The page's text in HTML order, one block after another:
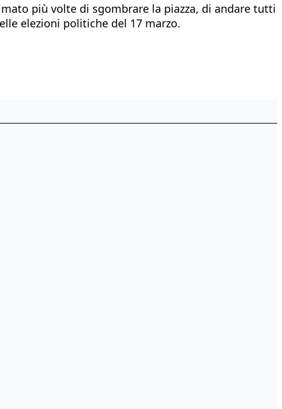
più volte di sgombrare la piazza, di andare tutti
elezioni politiche del 17 marzo.